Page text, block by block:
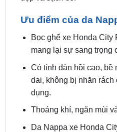
mang lại sự sang trọng
Có tính đàn hồi cao, bề
dai, không bị nhăn rách
dụng.
Thoáng khí, ngăn mùi
không dễ bong tróc